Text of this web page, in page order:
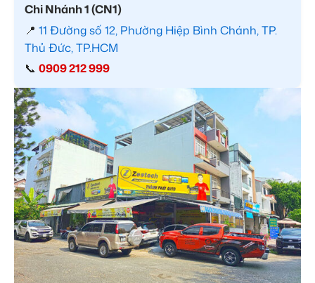
Chi Nhánh 1 (CN1)
📍 11 Đường số 12, Phường Hiệp Bình Chánh, TP.
Thủ Đức, TP.HCM
📞 0909 212 999